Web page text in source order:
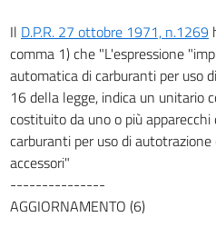
Il D.P.R. 27 ottobre 1971, n.1269
comma 1) che "L'espressione
automatica di carburanti per uso
16 della legge, indica un unitario
costituito da uno o più
carburanti per uso di
accessori"
---------------
AGGIORNAMENTO (6)